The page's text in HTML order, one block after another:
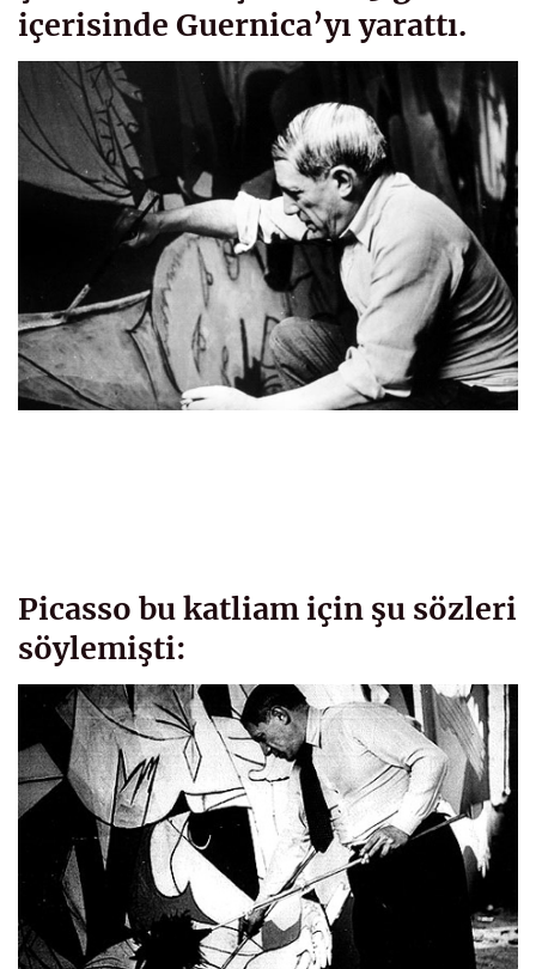
içerisinde Guernica’yı yarattı.
Picasso bu katliam için şu sözleri
söylemişti: